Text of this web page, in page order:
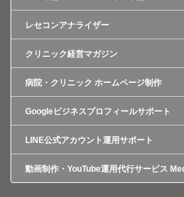
レセコンアナライザー
クリニック経営マガジン
病院・クリニック ホームページ制作
Googleビジネスプロフィールサポート
LINE公式アカウント運用サポート
動画制作・YouTube運用代行サービス